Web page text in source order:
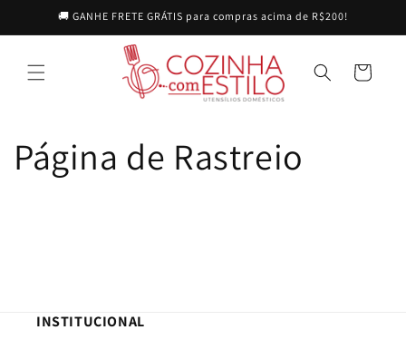
para o
conteúdo
🚚 GANHE FRETE GRÁTIS para compras acima de R$200!
Carrinho
Página de Rastreio
INSTITUCIONAL